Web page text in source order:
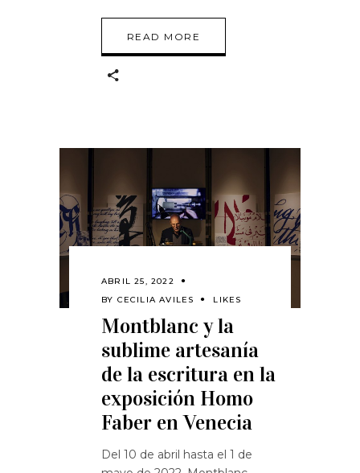
READ MORE
ABRIL 25, 2022
BY CECILIA AVILES LIKES
Montblanc y la
sublime artesanía
de la escritura en la
exposición Homo
Faber en Venecia
Del 10 de abril hasta el 1 de